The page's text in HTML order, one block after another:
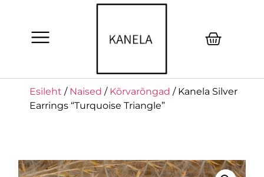
Esileht / Naised / Kõrvarõngad / Kanela Silver
Earrings “Turquoise Triangle”